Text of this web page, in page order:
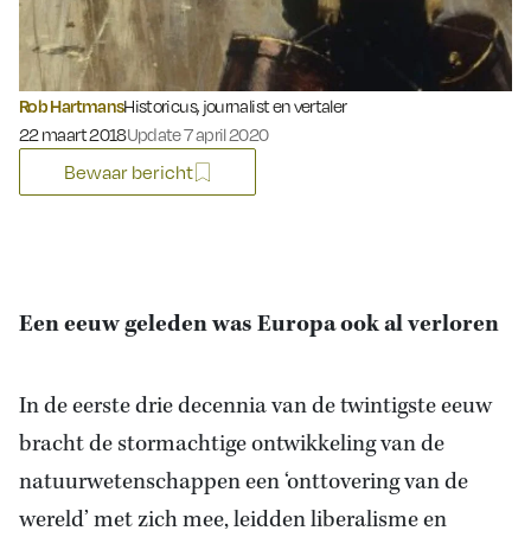
Rob HartmansHistoricus, journalist en vertaler
Gepubliceerd op:
22 maart 2018Update 7 april 2020
Bewaar bericht
Een eeuw geleden was Europa ook al verloren
In de eerste drie decennia van de twintigste eeuw
bracht de stormachtige ontwikkeling van de
natuurwetenschappen een ‘onttovering van de
wereld’ met zich mee, leidden liberalisme en